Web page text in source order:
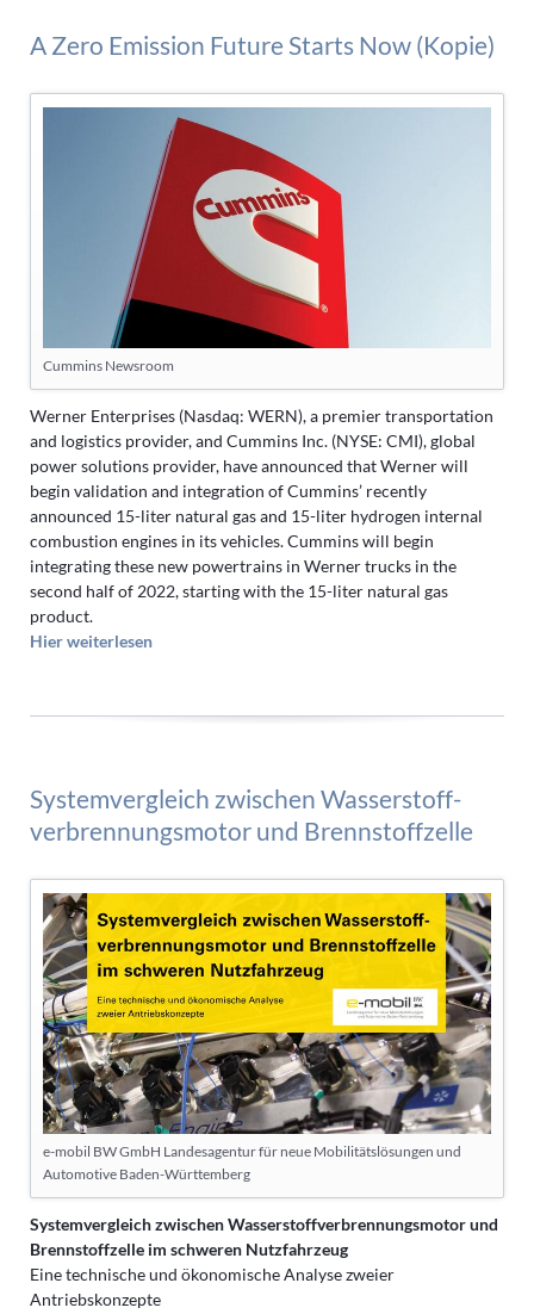
A Zero Emission Future Starts Now (Kopie)
Cummins Newsroom
Werner Enterprises (Nasdaq: WERN), a premier transportation
and logistics provider, and Cummins Inc. (NYSE: CMI), global
power solutions provider, have announced that Werner will
begin validation and integration of Cummins’ recently
announced 15-liter natural gas and 15-liter hydrogen internal
combustion engines in its vehicles. Cummins will begin
integrating these new powertrains in Werner trucks in the
second half of 2022, starting with the 15-liter natural gas
product.
Hier weiterlesen
Systemvergleich zwischen Wasserstoff-
verbrennungsmotor und Brennstoffzelle
e-mobil BW GmbH Landesagentur für neue Mobilitätslösungen und
Automotive Baden-Württemberg
Systemvergleich zwischen Wasserstoffverbrennungsmotor und
Brennstoffzelle im schweren Nutzfahrzeug
Eine technische und ökonomische Analyse zweier
Antriebskonzepte